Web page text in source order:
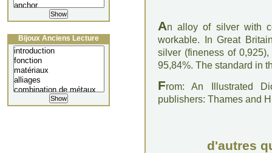
An alloy of silver with
workable. In Great
silver (fineness of
95,84%. The standard in
From: An Illustrated
publishers: Thames and
d'autres
Bijoux Anciens Lecture